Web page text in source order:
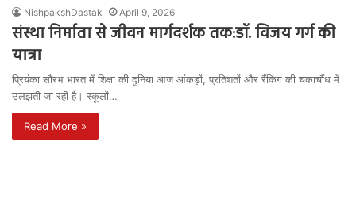
NishpakshDastak April 9, 2026
संस्था निर्माता से जीवन मार्गदर्शक तक:डॉ. विजय गर्ग की
यात्रा
प्रियंका सौरभ भारत में शिक्षा की दुनिया आज आंकड़ों, प्रतिशतों और रैंकिंग की चकाचौंध में
उलझती जा रही है। स्कूलों…
Read More »